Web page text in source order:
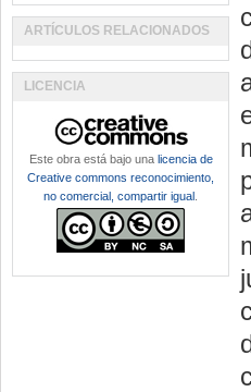
ARTÍCULOS RELACIONADOS
LICENCIA
Este obra está bajo una licencia de
Creative commons reconocimiento,
no comercial, compartir igual